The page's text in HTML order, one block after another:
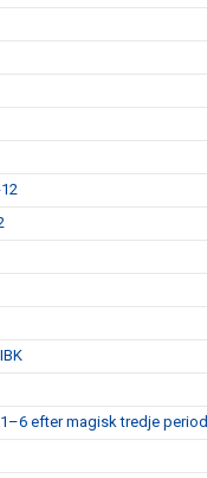
efter magisk tredje period